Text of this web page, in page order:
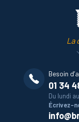
La
Besoin
01 34
Du lundi
Écrivez-